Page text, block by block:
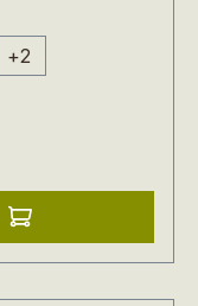
verfügbar.)
ist zurzeit nicht
Option ist zurzeit
+2